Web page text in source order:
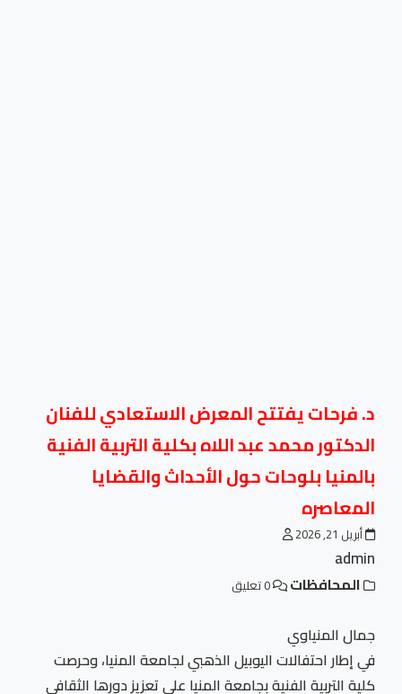
د. فرحات يفتتح المعرض الاستعادي للفنان
الدكتور محمد عبد اللاه بكلية التربية الفنية
بالمنيا بلوحات حول الأحداث والقضايا
المعاصره
أبريل 21, 2026
admin
المحافظات
جمال المنياوي
في إطار احتفالات اليوبيل الذهبي لجامعة المنيا، وحرصت
كلية التربية الفنية بجامعة المنيا على تعزيز دورها الثقافي